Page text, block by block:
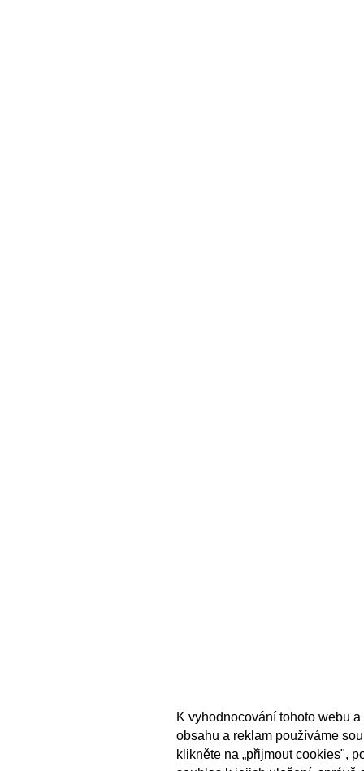
K vyhodnocování tohoto webu
obsahu a reklam používáme
klikněte na „přijmout cookies",